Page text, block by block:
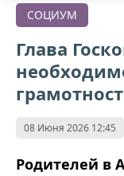
СОЦИУМ
Глава
08 Июня 2026 12:45
Родителей в